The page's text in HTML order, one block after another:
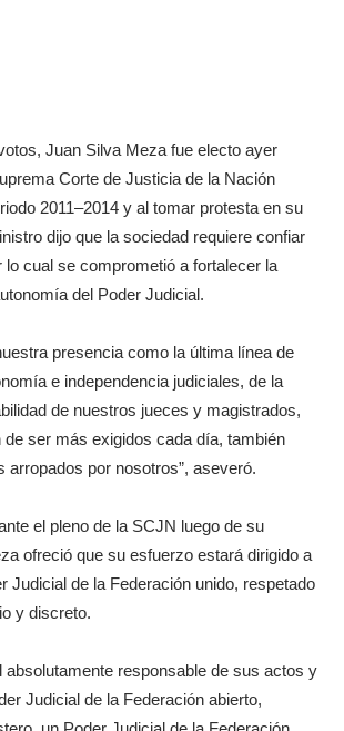
Juan Silva Meza fue electo ayer
Corte de Justicia de la Nación
2011–2014 y al tomar protesta en su
dijo que la sociedad requiere confiar
lo cual se comprometió a fortalecer la
del Poder Judicial.
presencia como la última línea de
e independencia judiciales, de la
de nuestros jueces y magistrados,
de ser más exigidos cada día, también
arropados por nosotros”, aseveró.
el pleno de la SCJN luego de su
ofreció que su esfuerzo estará dirigido a
Judicial de la Federación unido, respetado
y discreto.
absolutamente responsable de sus actos y
Judicial de la Federación abierto,